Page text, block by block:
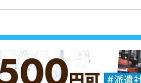
なしを想定した勤務です。
く⽴ち上がる部署での作業と
の対応や作業調整が必要と